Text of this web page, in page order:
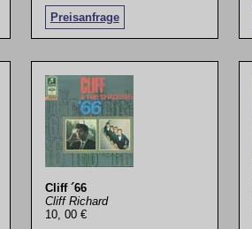
Preisanfrage
Cliff ´66
Cliff Richard
10, 00 €